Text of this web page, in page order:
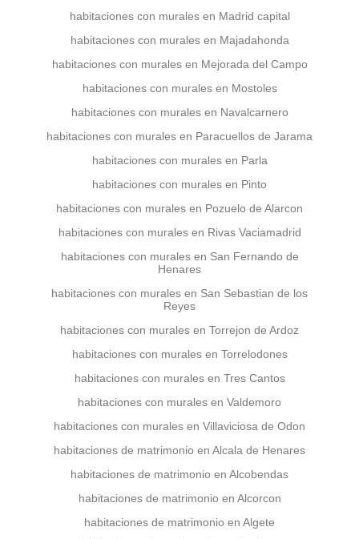
habitaciones con murales en Madrid capital
habitaciones con murales en Majadahonda
habitaciones con murales en Mejorada del Campo
habitaciones con murales en Mostoles
habitaciones con murales en Navalcarnero
habitaciones con murales en Paracuellos de Jarama
habitaciones con murales en Parla
habitaciones con murales en Pinto
habitaciones con murales en Pozuelo de Alarcon
habitaciones con murales en Rivas Vaciamadrid
habitaciones con murales en San Fernando de
Henares
habitaciones con murales en San Sebastian de los
Reyes
habitaciones con murales en Torrejon de Ardoz
habitaciones con murales en Torrelodones
habitaciones con murales en Tres Cantos
habitaciones con murales en Valdemoro
habitaciones con murales en Villaviciosa de Odon
habitaciones de matrimonio en Alcala de Henares
habitaciones de matrimonio en Alcobendas
habitaciones de matrimonio en Alcorcon
habitaciones de matrimonio en Algete